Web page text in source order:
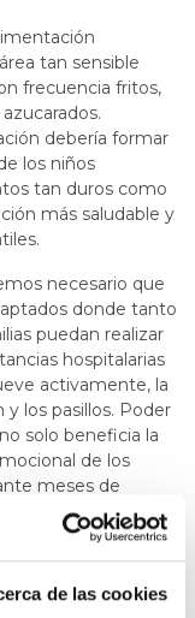
de las cookies
tan sensible
frecuencia fritos,
debería formar
los niños
tan duros como
más saludable y
necesario que
donde tanto
puedan realizar
hospitalarias
activamente, la
y los pasillos. Poder
solo beneficia la
de los
meses de
bebés que